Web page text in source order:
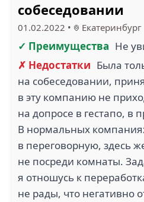
собеседовании
01.02.2022 • Екатеринбург
✓ Преимущества Не
✗ Недостатки Была
на собеседовании,
в эту компанию не
на допросе в гестапо, в
В нормальных
в переговорную, здесь
не посреди комнаты.
я отношусь к
не рады, что негативно